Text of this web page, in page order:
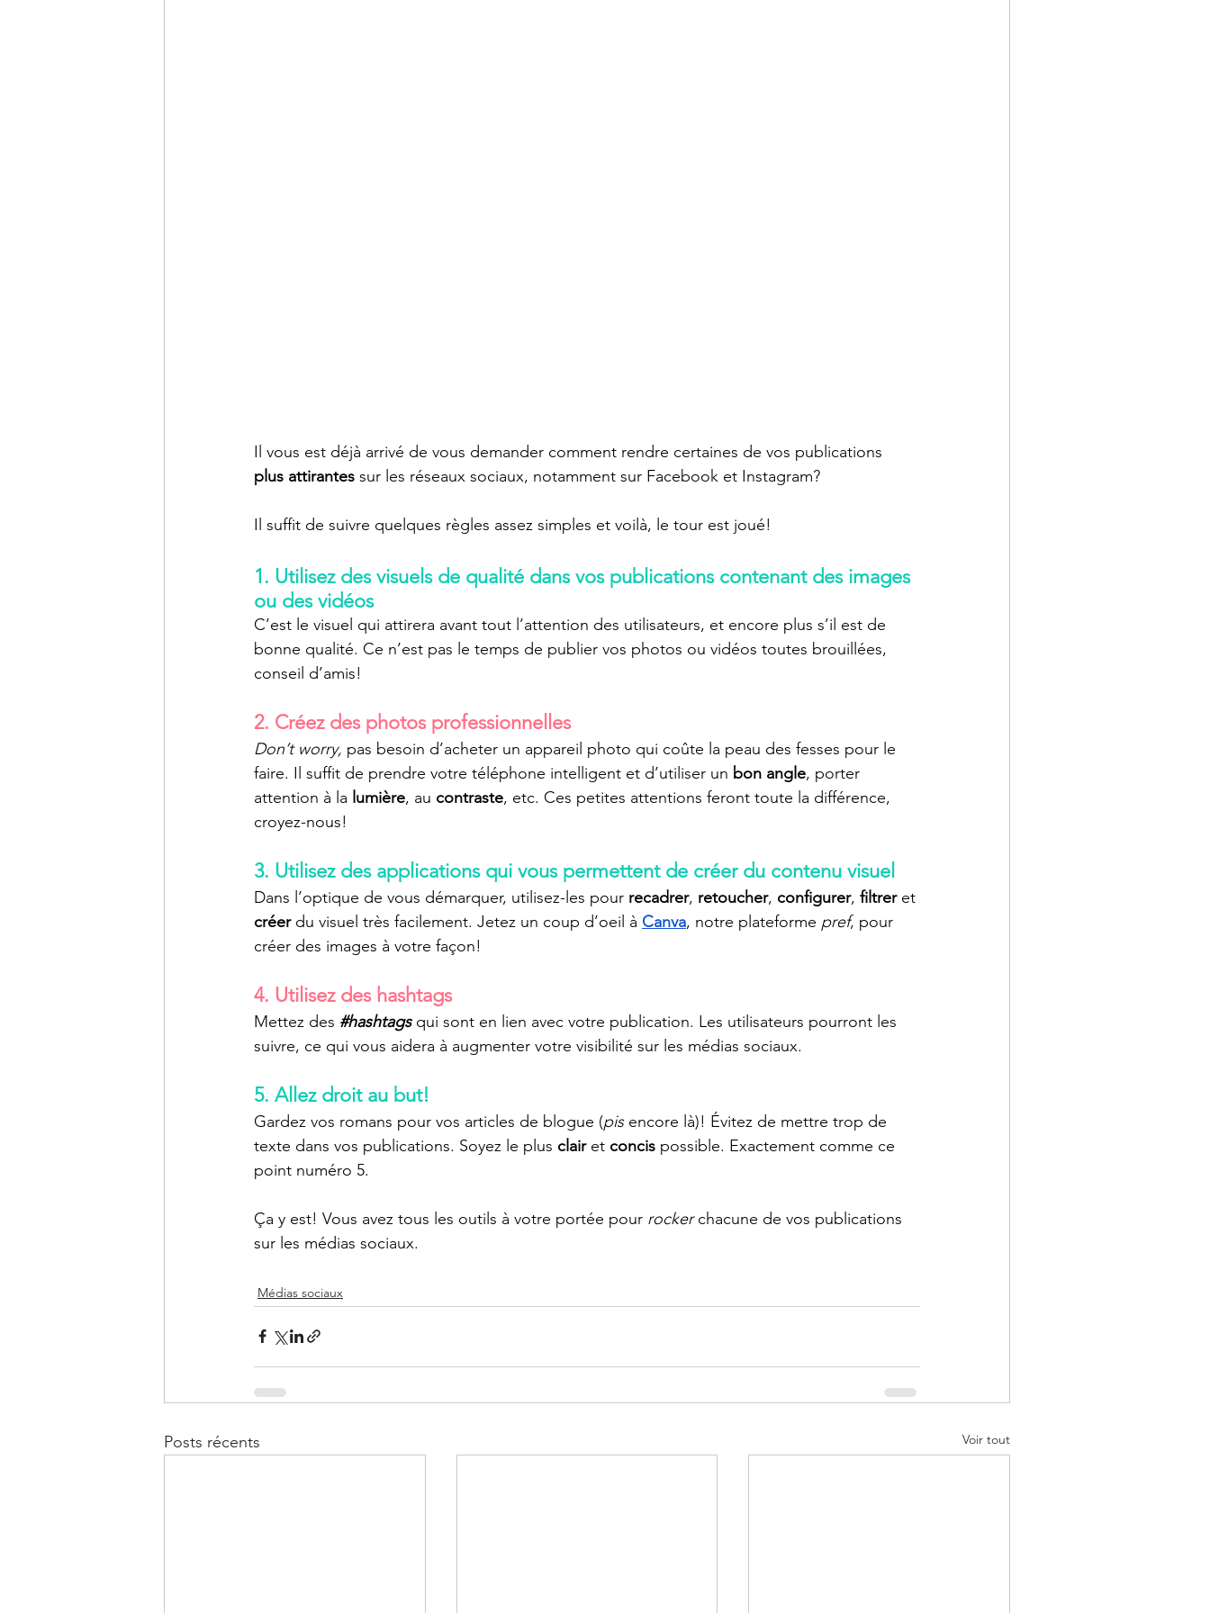
Il vous est déjà arrivé de vous demander comment rendre certaines de vos publications
plus attirantes sur les réseaux sociaux, notamment sur Facebook et Instagram?
Il suffit de suivre quelques règles assez simples et voilà, le tour est joué!
1. Utilisez des visuels de qualité dans vos publications contenant des images
ou des vidéos
C’est le visuel qui attirera avant tout l’attention des utilisateurs, et encore plus s’il est de
bonne qualité. Ce n’est pas le temps de publier vos photos ou vidéos toutes brouillées,
conseil d’amis!
2. Créez des photos professionnelles
Don’t worry, pas besoin d’acheter un appareil photo qui coûte la peau des fesses pour le
faire. Il suffit de prendre votre téléphone intelligent et d’utiliser un bon angle, porter
attention à la lumière, au contraste, etc. Ces petites attentions feront toute la différence,
croyez-nous!
3. Utilisez des applications qui vous permettent de créer du contenu visuel
Dans l’optique de vous démarquer, utilisez-les pour recadrer, retoucher, configurer, filtrer et
créer du visuel très facilement. Jetez un coup d’oeil à Canva, notre plateforme pref, pour
créer des images à votre façon!
4. Utilisez des hashtags
Mettez des #hashtags qui sont en lien avec votre publication. Les utilisateurs pourront les
suivre, ce qui vous aidera à augmenter votre visibilité sur les médias sociaux.
5. Allez droit au but!
Gardez vos romans pour vos articles de blogue (pis encore là)! Évitez de mettre trop de
texte dans vos publications. Soyez le plus clair et concis possible. Exactement comme ce
point numéro 5.
Ça y est! Vous avez tous les outils à votre portée pour rocker chacune de vos publications
sur les médias sociaux.
Médias sociaux
Posts récents Voir tout